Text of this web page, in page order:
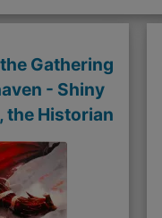
Gathering
- Shiny
the Historian